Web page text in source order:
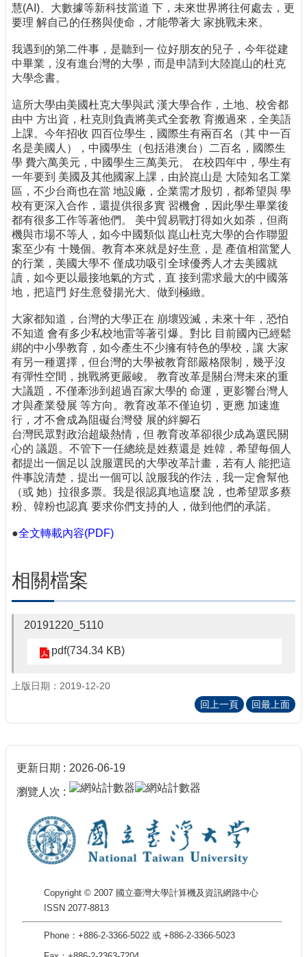
業
專
慧(AI)、大數據等新科技當道 下，未來世界將往何處去，更
要理 解自己的任務與使命，才能帶著大 家挑戰未來。
我遇到的第二件事，是聽到一 位好朋友的兒子，今年從建
中畢業，沒有進台灣的大學，而是申請到大陸崑山的杜克
大學念書。
這所大學由美國杜克大學與武 漢大學合作，土地、校舍都
由中 方出資，杜克則負責將美式全套教 育搬過來，全美語
上課。今年招收 四百位學生，國際生有兩百名（其 中一百
名是美國人），中國學生（包括港澳台）二百名，國際生
學 費六萬美元，中國學生三萬美元。 在校四年中，學生有
一年要到 美國及其他國家上課，由於崑山是 大陸知名工業
區，不少台商也在當 地設廠，企業需才殷切，都希望與 學
校有更深入合作，還提供很多實 習機會，因此學生畢業後
都有很多工作等著他們。 美中貿易戰打得如火如荼，但商
機與市場不等人，如今中國類似 崑山杜克大學的合作聯盟
案至少有 十幾個。教育本來就是好生意，是 產值相當驚人
的行業，美國大學不 僅成功吸引全球優秀人才去美國就
讀，如今更以最接地氣的方式，直 接到需求最大的中國落
地，把這門 好生意發揚光大、做到極緻。
大家都知道，台灣的大學正在 崩壞毀滅，未來十年，恐怕
不知道 會有多少私校地雷等著引爆。對比 目前國內已經鬆
綁的中小學教育，如今產生不少擁有特色的學校，讓 大家
有另一種選擇，但台灣的大學被教育部嚴格限制，幾乎沒
有彈性空間，挑戰將更嚴峻。 教育改革是關台灣未來的重
大議題，不僅牽涉到超過百家大學的 命運，更影響台灣人
才與產業發展 等方向。教育改革不僅迫切，更應 加速進
行，才不會成為阻礙台灣發 展的絆腳石
台灣民眾對政治超級熱情，但 教育改革卻很少成為選民關
心的 議題。不管下一任總統是姓蔡還是 姓韓，希望每個人
都提出一個足以 說服選民的大學改革計畫，若有人 能把這
件事說清楚，提出一個可以 說服我的作法，我一定會幫他
（或 她）拉很多票。我是很認真地這麼 說，也希望眾多蔡
粉、韓粉也認真 要求你們支持的人，做到他們的承諾。
●全文轉載內容(PDF)
相關檔案
20191220_5110
pdf(734.34 KB)
上版日期：2019-12-20
回上一頁
回最上面
更新日期 2026-06-19
瀏覽人次
Copyright © 2007 國立臺灣大學計算機及資訊網路中心
ISSN 2077-8813
Phone：+886-2-3366-5022 或 +886-2-3366-5023